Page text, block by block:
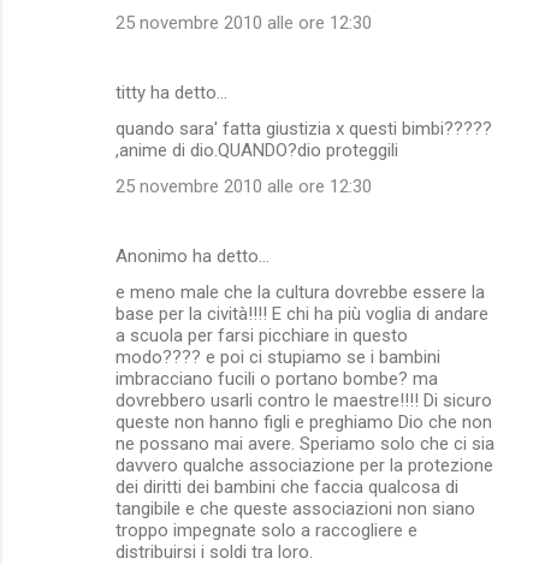
25 novembre 2010 alle ore 12:30
titty ha detto…
quando sara' fatta giustizia x questi bimbi?????
,anime di dio.QUANDO?dio proteggili
25 novembre 2010 alle ore 12:30
Anonimo ha detto…
e meno male che la cultura dovrebbe essere la
base per la cività!!!! E chi ha più voglia di andare
a scuola per farsi picchiare in questo
modo???? e poi ci stupiamo se i bambini
imbracciano fucili o portano bombe? ma
dovrebbero usarli contro le maestre!!!! Di sicuro
queste non hanno figli e preghiamo Dio che non
ne possano mai avere. Speriamo solo che ci sia
davvero qualche associazione per la protezione
dei diritti dei bambini che faccia qualcosa di
tangibile e che queste associazioni non siano
troppo impegnate solo a raccogliere e
distribuirsi i soldi tra loro.